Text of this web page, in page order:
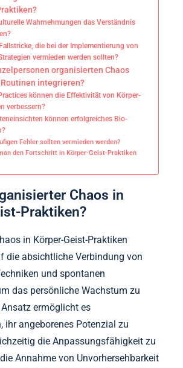
Wahrnehmungen das Verständnis
die bei der Implementierung von
vermieden werden sollten?
organisierten Chaos
integrieren?
können die Effektivität von Körper-
verbessern?
können erfolgreiches Bio-
Fehler sollten vermieden werden?
den Fortschritt in Körper-Geist-Praktiken
Chaos in
Praktiken?
in Körper-Geist-Praktiken
die absichtliche Verbindung von
und spontanen
das persönliche Wachstum zu
ermöglicht es
ihr angeborenes Potenzial zu
die Anpassungsfähigkeit zu
Annahme von Unvorhersehbarkeit